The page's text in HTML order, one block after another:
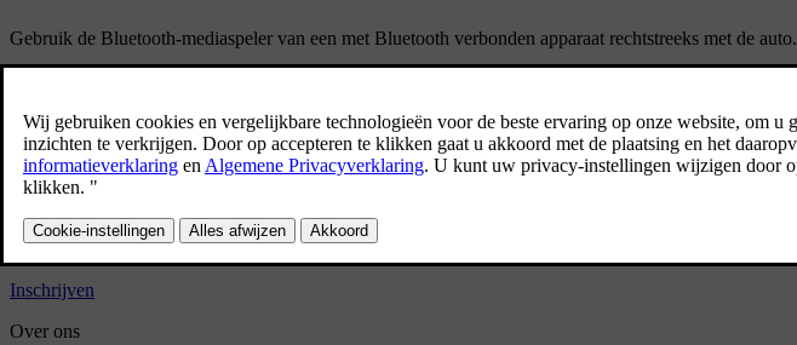
Gebruik de Bluetooth-mediaspeler van een met Bluetooth verbonden apparaat rechtstreeks met de auto.
Heeft dit geholpen?
Ja Nee